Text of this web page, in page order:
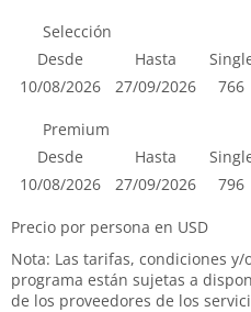
Selección
Desde
Hasta
10/08/2026 27/09/2026 766
Premium
Desde
Hasta
10/08/2026 27/09/2026 796
Precio por persona en USD
Nota: Las tarifas, condiciones
programa están sujetas a
de los proveedores de los